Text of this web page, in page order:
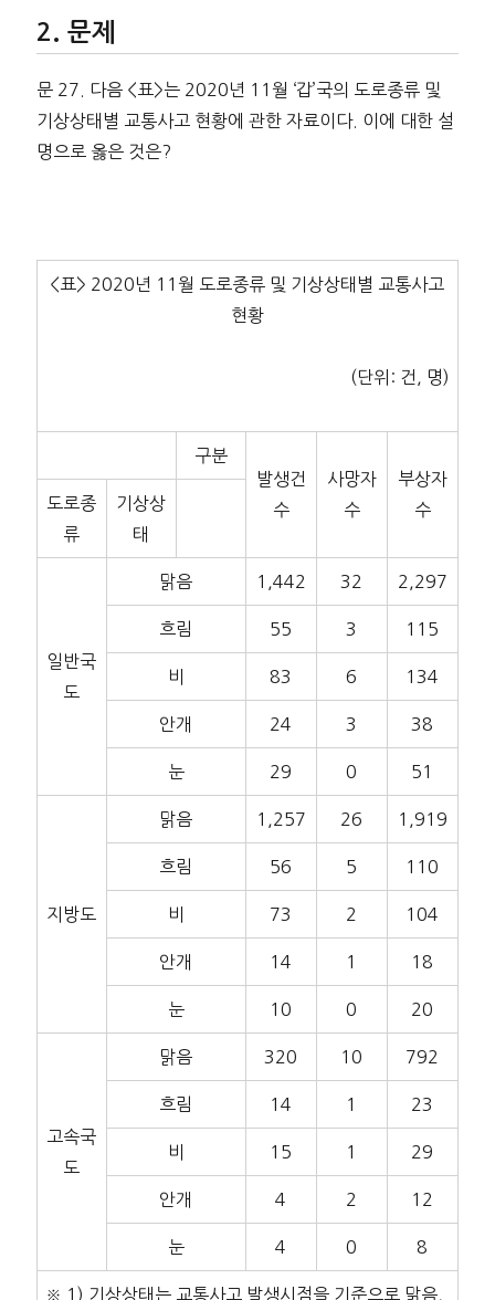
문제
문 27. 다음 <표>는 2020년 11월 ‘갑’국의 도로종류 및
기상상태별 교통사고 현황에 관한 자료이다. 이에 대한 설
명으로 옳은 것은?
<표> 2020년 11월 도로종류 및 기상상태별 교통사고
현황
(단위: 건, 명)
구분
발생건
수
사망자
수
부상자
수
도로종
류
기상상
태
일반국
도
맑음 1,442 32 2,297
흐림 55 3 115
비 83 6 134
안개 24 3 38
눈 29 0 51
지방도
맑음 1,257 26 1,919
흐림 56 5 110
비 73 2 104
안개 14 1 18
눈 10 0 20
고속국
도
맑음 320 10 792
흐림 14 1 23
비 15 1 29
안개 4 2 12
눈 4 0 8
※ 1) 기상상태는 교통사고 발생시점을 기준으로 맑음,